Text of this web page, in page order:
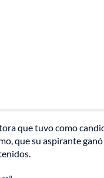
que tuvo como
que su aspirante